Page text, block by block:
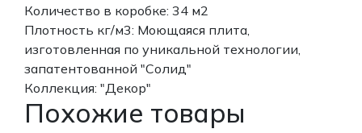
Количество в коробке: 34 м2
Плотность кг/м3: Моющаяся плита,
изготовленная по уникальной технологии,
запатентованной "Солид"
Коллекция: "Декор"
Похожие товары